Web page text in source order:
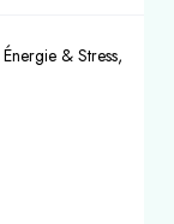
Énergie & Stress,